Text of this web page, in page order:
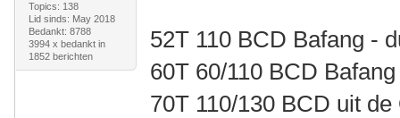
Topics: 138
Lid sinds: May 2018
Bedankt: 8788
3994 x bedankt in
1852 berichten
52T 110 BCD Bafang -
60T 60/110 BCD
70T 110/130 BCD uit